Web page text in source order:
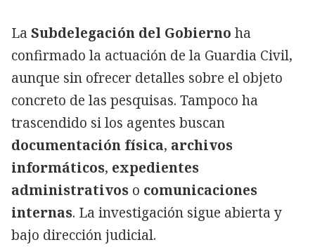
La Subdelegación del Gobierno ha
confirmado la actuación de la Guardia Civil,
aunque sin ofrecer detalles sobre el objeto
concreto de las pesquisas. Tampoco ha
trascendido si los agentes buscan
documentación física, archivos
informáticos, expedientes
administrativos o comunicaciones
internas. La investigación sigue abierta y
bajo dirección judicial.